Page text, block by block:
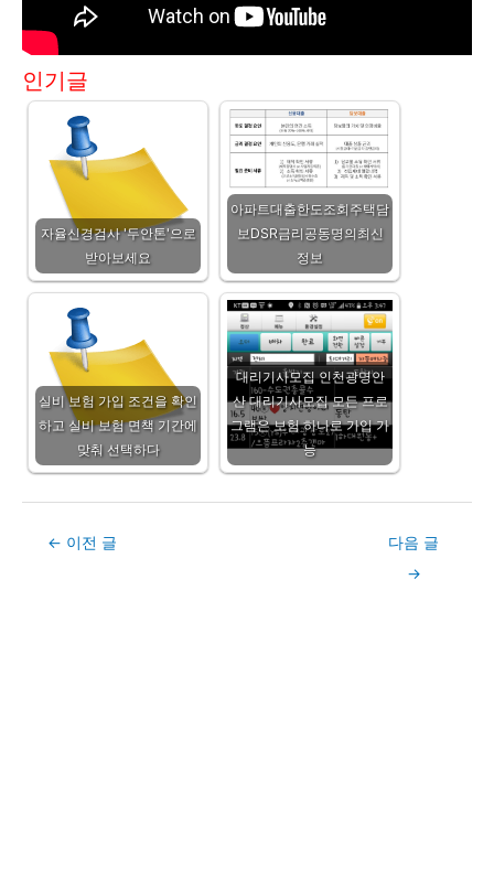
인기글
자율신경검사 '두안톤'으로
받아보세요
아파트대출한도조회주택담
보DSR금리공동명의최신
정보
실비 보험 가입 조건을 확인
하고 실비 보험 면책 기간에
맞춰 선택하다
대리기사모집 인천광명안
산 대리기사모집 모든 프로
그램은 보험 하나로 가입 가
능
Post← 이전 글
다음 글
→